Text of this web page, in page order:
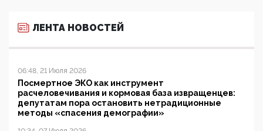
ЛЕНТА НОВОСТЕЙ
06:48, 21 Июля 2026
Посмертное ЭКО как инструмент
расчеловечивания и кормовая база извращенцев:
депутатам пора остановить нетрадиционные
методы «спасения демографии»